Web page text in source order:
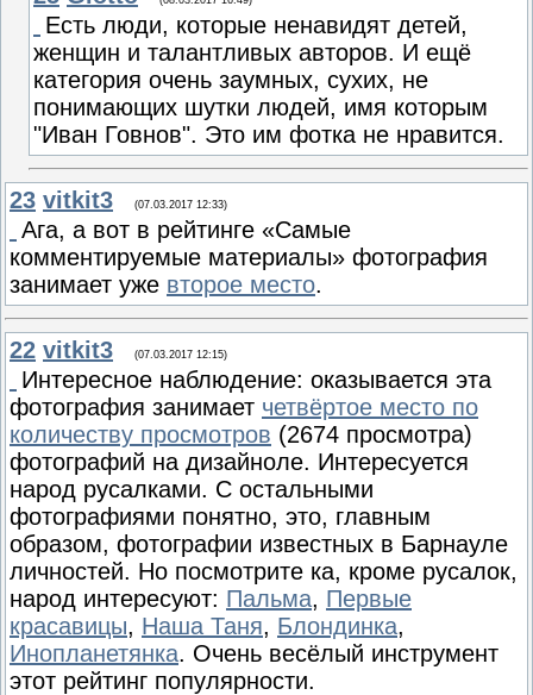
Есть люди, которые ненавидят детей,
женщин и талантливых авторов. И ещё
категория очень заумных, сухих, не
понимающих шутки людей, имя которым
"Иван Говнов". Это им фотка не нравится.
23 vitkit3 (07.03.2017 12:33)
Ага, а вот в рейтинге «Самые
комментируемые материалы» фотография
занимает уже второе место.
22 vitkit3 (07.03.2017 12:15)
Интересное наблюдение: оказывается эта
фотография занимает четвёртое место по
количеству просмотров (2674 просмотра)
фотографий на дизайноле. Интересуется
народ русалками. С остальными
фотографиями понятно, это, главным
образом, фотографии известных в Барнауле
личностей. Но посмотрите ка, кроме русалок,
народ интересуют: Пальма, Первые
красавицы, Наша Таня, Блондинка,
Инопланетянка. Очень весёлый инструмент
этот рейтинг популярности.